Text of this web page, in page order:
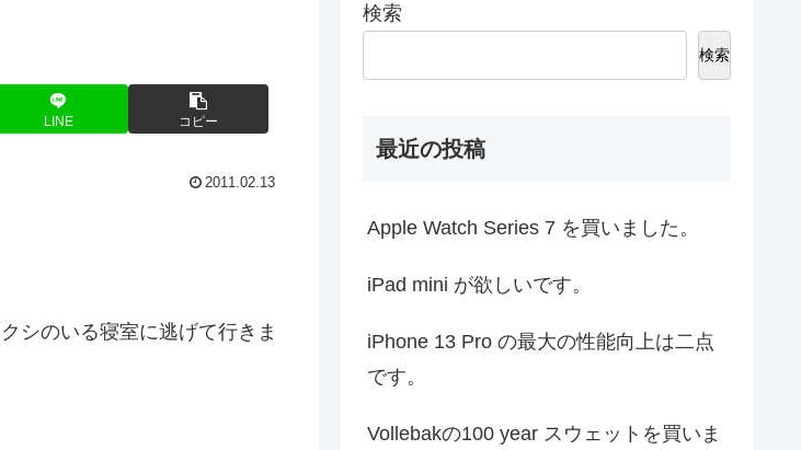
LINE コピー
2011.02.13
シのいる寝室に逃げて行きま
検索
検索
最近の投稿
Apple Watch Series 7 を買いました。
iPad mini が欲しいです。
iPhone 13 Pro の最大の性能向上は二点
です。
Vollebakの100 year スウェットを買いま